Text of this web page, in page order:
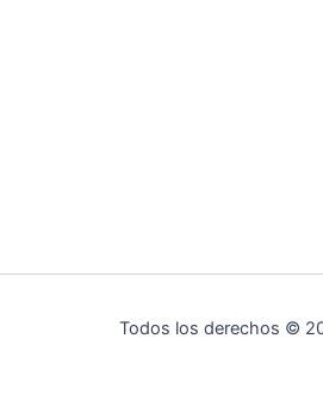
Todos los derechos ©